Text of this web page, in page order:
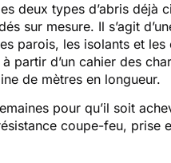
deux types d’abris déjà
sur mesure. Il s’agit
parois, les isolants et
partir d’un cahier des
de mètres en longueur.
pour qu’il soit
coupe-feu, prise